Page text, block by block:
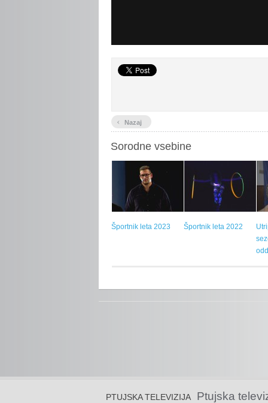
‹ Nazaj
Sorodne vsebine
Športnik leta 2023 Športnik leta 2022
PTUJSKA TELEVIZIJA
Ptujska